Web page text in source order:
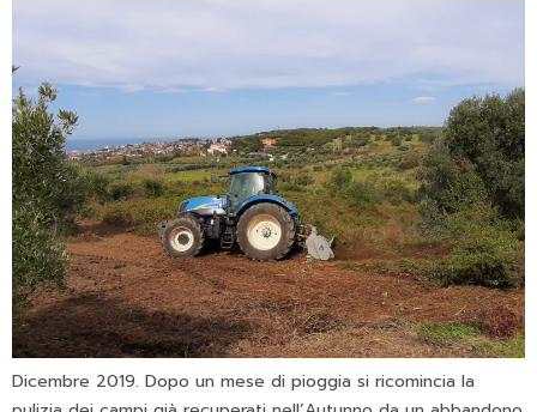
Dicembre 2019. Dopo un mese di pioggia si ricomincia la